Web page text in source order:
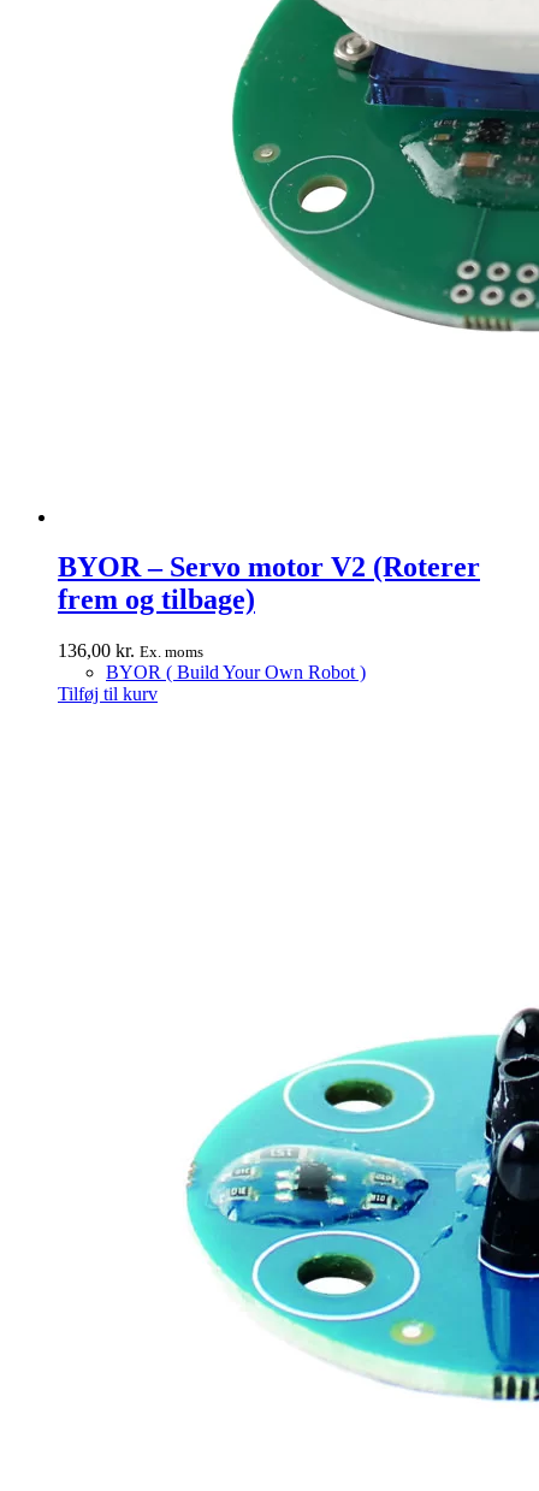
BYOR – Servo motor V2 (Roterer
frem og tilbage)
136,00 kr. Ex. moms
BYOR ( Build Your Own Robot )
Tilføj til kurv